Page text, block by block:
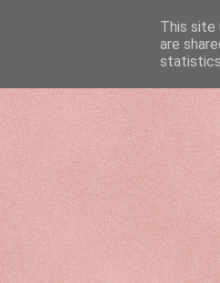
This site
are